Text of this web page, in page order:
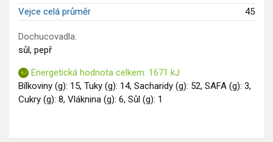
Vejce celá průměr
45
Dochucovadla:
sůl, pepř
Energetická hodnota celkem: 1671 kJ
Bílkoviny (g): 15, Tuky (g): 14, Sacharidy (g): 52, SAFA (g): 3,
Cukry (g): 8, Vláknina (g): 6, Sůl (g): 1